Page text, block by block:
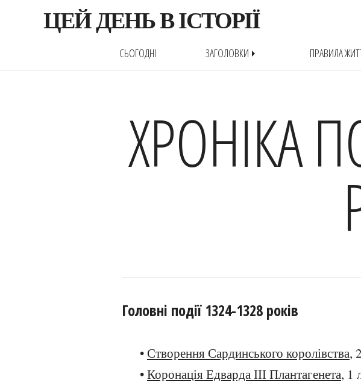
ЦЕЙ ДЕНЬ В ІСТОРІЇ
СЬОГОДНІ ЗАГОЛОВКИarrow_right ПРАВИЛА
ХРОНІКА
Головні події 1324-1328 років
•Створення Сардинського королівства,
•Коронація Едварда ІІІ Плантагенета, 1